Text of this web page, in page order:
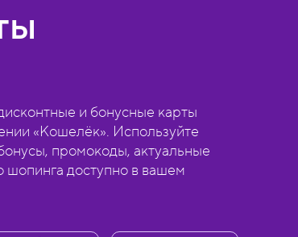
и бонусные карты
«Кошелёк». Используйте
промокоды, актуальные
шопинга доступно в вашем